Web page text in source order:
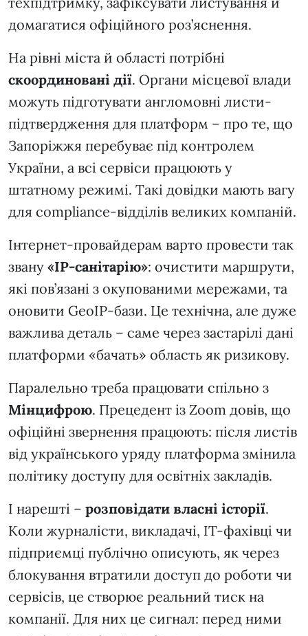
домагатися офіційного роз’яснення.
На рівні міста й області потрібні
скоординовані дії. Органи місцевої влади
можуть підготувати англомовні листи-
підтвердження для платформ – про те, що
Запоріжжя перебуває під контролем
України, а всі сервіси працюють у
штатному режимі. Такі довідки мають вагу
для compliance-відділів великих компаній.
Інтернет-провайдерам варто провести так
звану «IP-санітарію»: очистити маршрути,
які пов’язані з окупованими мережами, та
оновити GeoIP-бази. Це технічна, але дуже
важлива деталь – саме через застарілі дані
платформи «бачать» область як ризикову.
Паралельно треба працювати спільно з
Мінцифрою. Прецедент із Zoom довів, що
офіційні звернення працюють: після листів
від українського уряду платформа змінила
політику доступу для освітніх закладів.
І нарешті – розповідати власні історії.
Коли журналісти, викладачі, ІТ-фахівці чи
підприємці публічно описують, як через
блокування втратили доступ до роботи чи
сервісів, це створює реальний тиск на
компанії. Для них це сигнал: перед ними